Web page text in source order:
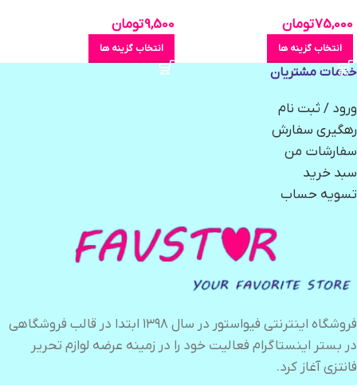
75,000تومان
انتخاب گزینه ها
9,500تومان
انتخاب گزینه ها
خدمات مشتریان
ورود / ثبت نام
رهگیری سفارش
سفارشات من
سبد خرید
تسویه حساب
فروشگاه اینترنتی فیواستور در سال ۱۳۹۸ ابتدا در قالب فروشگاهی
در بستر اینستاگرام فعالیت خود را در زمینه عرضه لوازم تحریر
فانتزی آغاز کرد.